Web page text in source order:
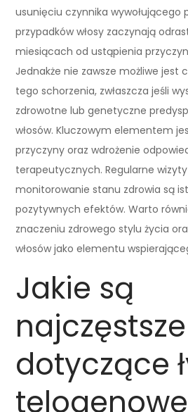
usunięciu czynnika wywołującego
przypadków włosy zaczynają
miesiącach od ustąpienia
Jednakże nie zawsze możliwe jest
tego schorzenia, zwłaszcza jeśli
zdrowotne lub genetyczne
włosów. Kluczowym elementem
przyczyny oraz wdrożenie
terapeutycznych. Regularne
monitorowanie stanu zdrowia są
pozytywnych efektów. Warto
znaczeniu zdrowego stylu życia
włosów jako elementu
Jakie są
dotyczące